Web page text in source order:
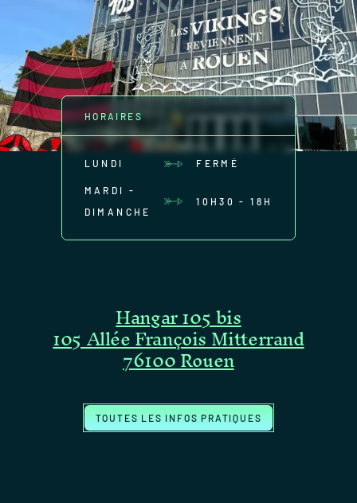
HORAIRES
LUNDI FERMÉ
MARDI -
DIMANCHE
10H30 - 18H
Hangar 105 bis
105 Allée François Mitterrand
76100 Rouen
TOUTES LES INFOS PRATIQUES